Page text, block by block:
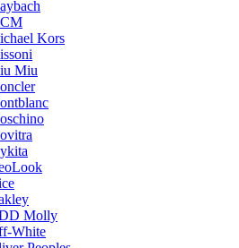
Kors
Miu
Molly
White